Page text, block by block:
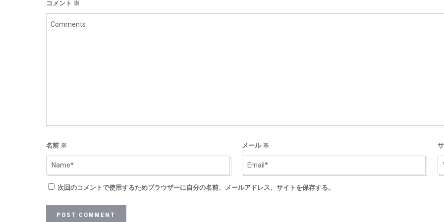
コメント ※
名前 ※ メール ※
次回のコメントで使用するためブラウザーに自分の名前、メールアドレス、サイトを保存する。